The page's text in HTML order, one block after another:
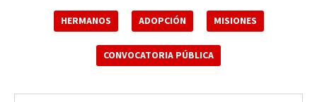
HERMANOS ADOPCIÓN MISIONES
CONVOCATORIA PÚBLICA